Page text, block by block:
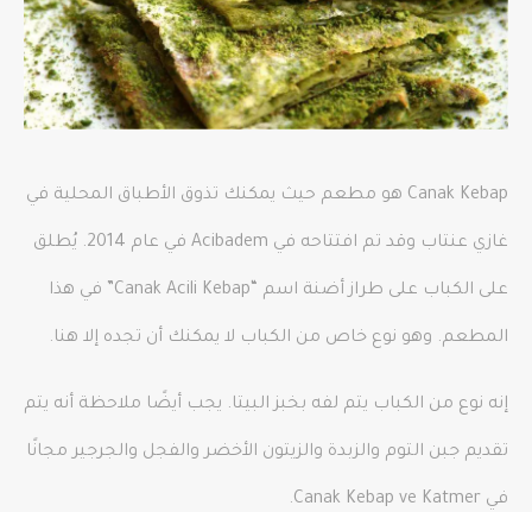
Canak Kebap هو مطعم حيث يمكنك تذوق الأطباق المحلية في
غازي عنتاب وقد تم افتتاحه في Acibadem في عام 2014. يُطلق
على الكباب على طراز أضنة اسم “Canak Acili Kebap” في هذا
المطعم. وهو نوع خاص من الكباب لا يمكنك أن تجده إلا هنا.
إنه نوع من الكباب يتم لفه بخبز البيتا. يجب أيضًا ملاحظة أنه يتم
تقديم جبن التوم والزبدة والزيتون الأخضر والفجل والجرجير مجانًا
في Canak Kebap ve Katmer.